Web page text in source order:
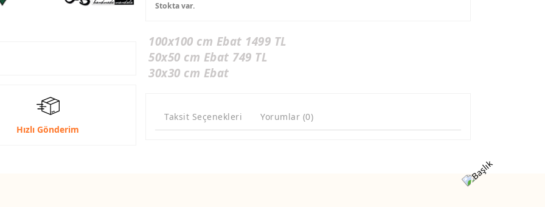
Hızlı Gönderim
Stokta var.
100x100 cm Ebat 1499 TL
50x50 cm Ebat 749 TL
30x30 cm Ebat
Taksit Seçenekleri Yorumlar (0)